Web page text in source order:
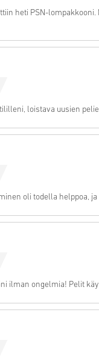
heti PSN-
loistava uusien
oli todella helppoa,
ilman ongelmia! Pelit